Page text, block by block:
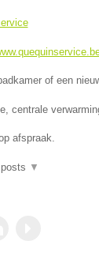
of een
centrale
afspraak.
▼